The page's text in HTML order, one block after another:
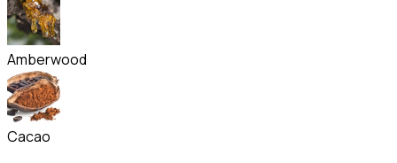
Amberwood
Cacao